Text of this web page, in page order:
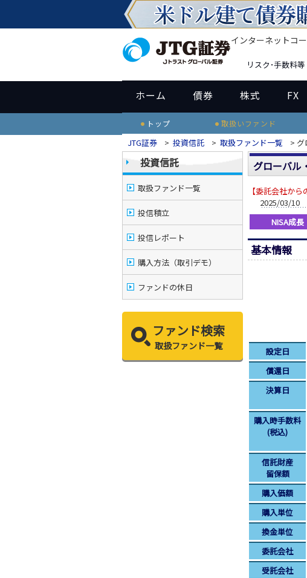
インターネットコ
リスク･手数料等
ホーム 債券 株式 FX
トップ 取扱いファンド
JTG証券 > 投資信託 > 取扱ファンド一覧 >
グローバル
【委託会社から
2025/03/10
NISA成長
基本情報
設定日
償還日
決算日
購入時手数料
(税込)
信託財産
留保額
購入価額
購入単位
換金単位
委託会社
受託会社
投資信託
取扱ファンド一覧
投信積立
投信レポート
購入方法（取引デモ）
ファンドの休日
ファンド検索
取扱ファンド一覧